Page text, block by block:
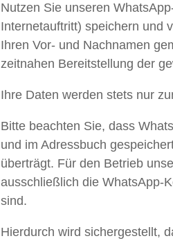
Nutzen Sie unseren
Internetauftritt) speichern und
Ihren Vor- und Nachnamen
zeitnahen Bereitstellung der
Ihre Daten werden stets nur
Bitte beachten Sie, dass
und im Adressbuch
überträgt. Für den Betrieb
ausschließlich die WhatsApp-
sind.
Hierdurch wird sichergestellt,